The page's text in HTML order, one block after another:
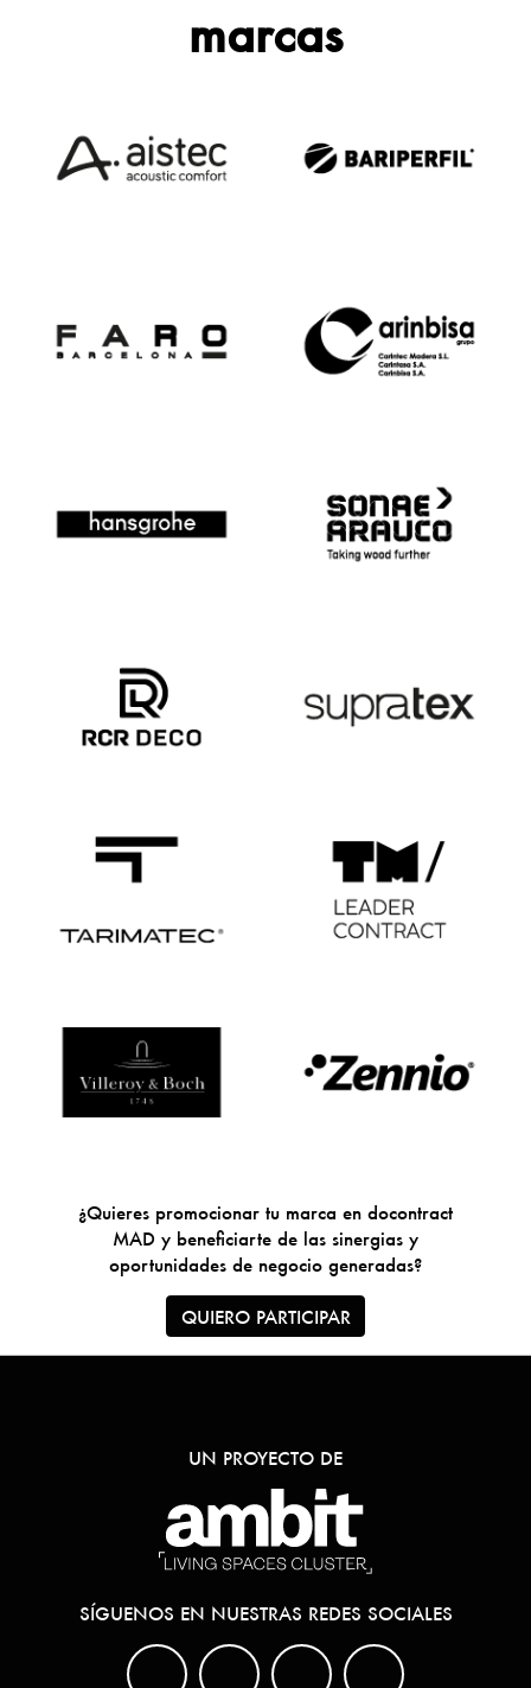
marcas
¿Quieres promocionar tu marca en docontract
MAD y beneficiarte de las sinergias y
oportunidades de negocio generadas?
QUIERO PARTICIPAR
UN PROYECTO DE
SÍGUENOS EN NUESTRAS REDES SOCIALES